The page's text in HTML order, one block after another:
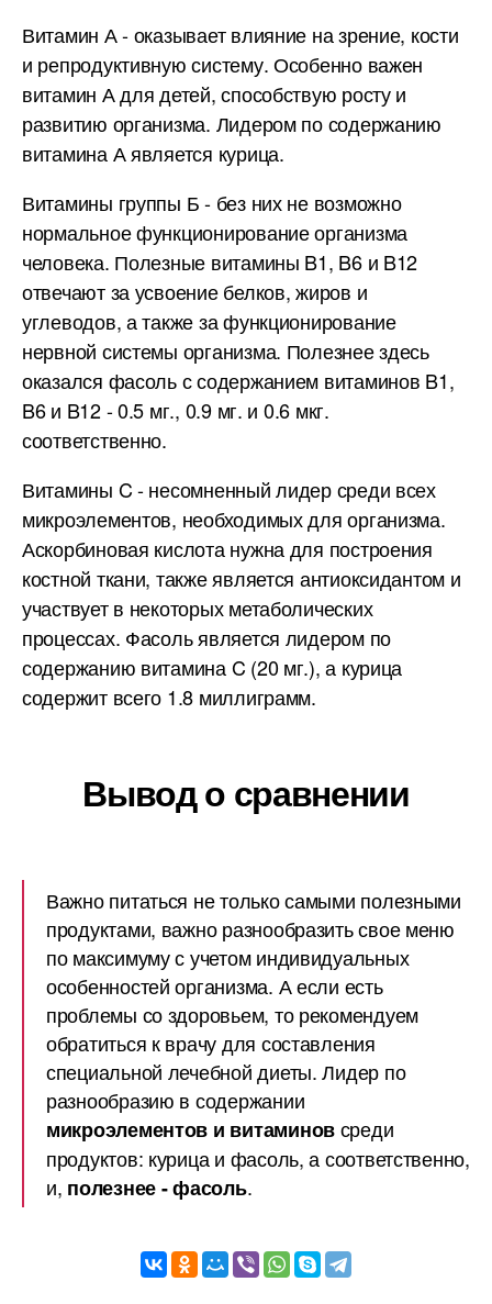
Витамин А - оказывает влияние на зрение, кости
и репродуктивную систему. Особенно важен
витамин А для детей, способствую росту и
развитию организма. Лидером по содержанию
витамина А является курица.
Витамины группы Б - без них не возможно
нормальное функционирование организма
человека. Полезные витамины B1, B6 и B12
отвечают за усвоение белков, жиров и
углеводов, а также за функционирование
нервной системы организма. Полезнее здесь
оказался фасоль с содержанием витаминов B1,
B6 и B12 - 0.5 мг., 0.9 мг. и 0.6 мкг.
соответственно.
Витамины C - несомненный лидер среди всех
микроэлементов, необходимых для организма.
Аскорбиновая кислота нужна для построения
костной ткани, также является антиоксидантом и
участвует в некоторых метаболических
процессах. Фасоль является лидером по
содержанию витамина C (20 мг.), а курица
содержит всего 1.8 миллиграмм.
Вывод о сравнении
Важно питаться не только самыми полезными
продуктами, важно разнообразить свое меню
по максимуму с учетом индивидуальных
особенностей организма. А если есть
проблемы со здоровьем, то рекомендуем
обратиться к врачу для составления
специальной лечебной диеты. Лидер по
разнообразию в содержании
микроэлементов и витаминовсреди
продуктов: курица и фасоль, а соответственно,
и, полезнее - фасоль.